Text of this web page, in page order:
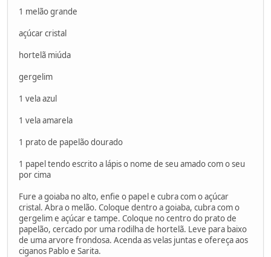
1 melão grande
açúcar cristal
hortelã miúda
gergelim
1 vela azul
1 vela amarela
1 prato de papelão dourado
1 papel tendo escrito a lápis o nome de seu amado com o seu
por cima
Fure a goiaba no alto, enfie o papel e cubra com o açúcar
cristal. Abra o melão. Coloque dentro a goiaba, cubra com o
gergelim e açúcar e tampe. Coloque no centro do prato de
papelão, cercado por uma rodilha de hortelã. Leve para baixo
de uma arvore frondosa. Acenda as velas juntas e ofereça aos
ciganos Pablo e Sarita.